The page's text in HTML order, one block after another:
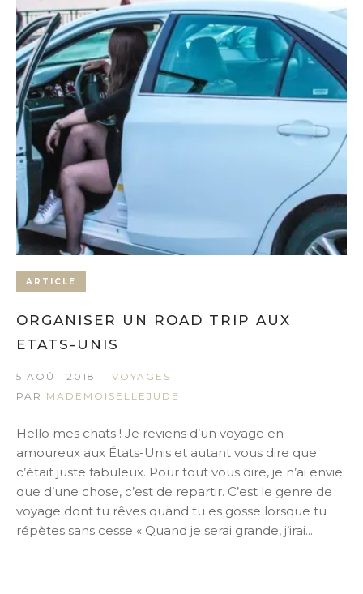
ARTICLE
ORGANISER UN ROAD TRIP AUX
ETATS-UNIS
5 AOÛT 2018
VOYAGES
PAR MADEMOISELLEJUDE
Hello mes chats ! Je reviens d’un voyage en
amoureux aux États-Unis et autant vous dire que
c’était juste fabuleux. Pour tout vous dire, je n’ai envie
que d’une chose, c’est de repartir. C’est le genre de
voyage dont tu rêves quand tu es gosse lorsque tu
répètes sans cesse « Quand je serai grande, j’irai...